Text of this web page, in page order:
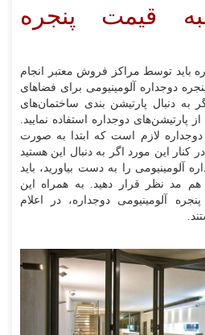
قیمت پنجره
باید توسط مراکز فروش معتبر انجام
دوجداره آلومینیومی برای فضاهای
دنبال پارتیشن بندی ساختمان‌های
پارتیشن‌های دوجداره استفاده نمایید.
لازم است که ابتدا به صورت
در کنار این مورد اگر به دنبال این هستید
آلومینیومی را به دست بیاورید، باید
هم مد نظر قرار دهید. به همراه این
پنجره آلومینیومی دوجداره، در اعلام